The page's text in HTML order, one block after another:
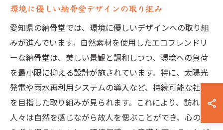
環境に優しい納骨堂デザインの取り組み
愛知県の納骨堂では、環境に優しいデザインへの取り組
みが進んでいます。自然素材を使用したエコフレンドリ
ーな納骨堂は、美しい景観と調和しつつ、環境への負荷
を最小限に抑える設計が施されています。特に、太陽光
発電や雨水再利用システムの導入など、持続可能な社会
を目指した取り組みが見られます。これにより、訪れる
人々は自然を感じながら故人を偲ぶことができ、心の安